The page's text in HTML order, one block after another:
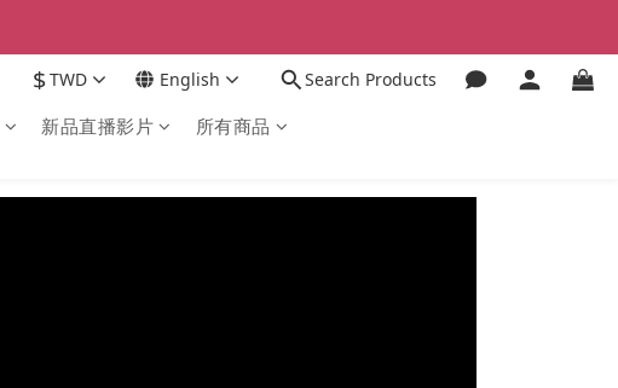
$TWD English Search Products
新品直播影片 所有商品